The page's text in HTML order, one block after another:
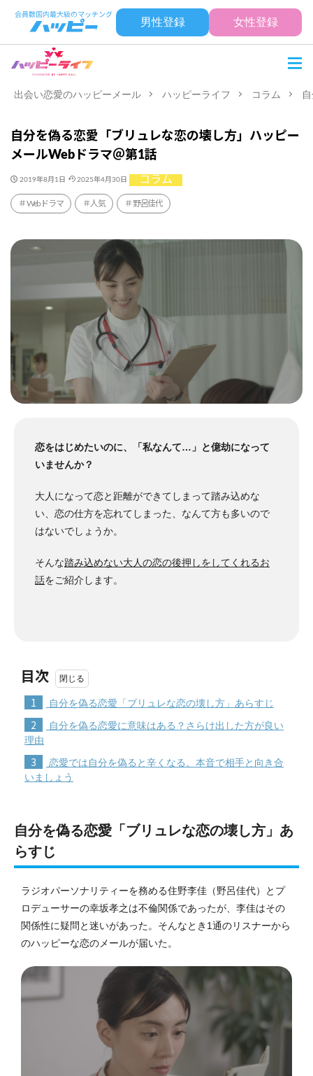
男性登録 女性登録
出会い恋愛のハッピーメール ハッピーライフ コラム
自分を偽る恋愛「ブリュレな恋の壊し方」ハッピー
メールWebドラマ＠第1話
2019年8月1日 2025年4月30日 コラム
Webドラマ 人気 野呂佳代
恋をはじめたいのに、「私なんて…」と億劫になって
いませんか？
大人になって恋と距離ができてしまって踏み込めな
い、恋の仕方を忘れてしまった、なんて方も多いので
はないでしょうか。
そんな踏み込めない大人の恋の後押しをしてくれるお
話をご紹介します。
目次
1 自分を偽る恋愛「ブリュレな恋の壊し方」あらすじ
2
自分を偽る恋愛に意味はある？さらけ出した方が良い
理由
3
恋愛では自分を偽ると辛くなる。本音で相手と向き合
いましょう
自分を偽る恋愛「ブリュレな恋の壊し方」あ
らすじ
ラジオパーソナリティーを務める住野李佳（野呂佳代）とプ
ロデューサーの幸坂孝之は不倫関係であったが、李佳はその
関係性に疑問と迷いがあった。そんなとき1通のリスナーから
のハッピーな恋のメールが届いた。